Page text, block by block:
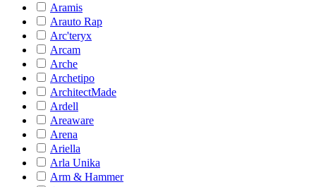
Aramis
Arauto Rap
Arc'teryx
Arcam
Arche
Archetipo
ArchitectMade
Ardell
Areaware
Arena
Ariella
Arla Unika
Arm & Hammer